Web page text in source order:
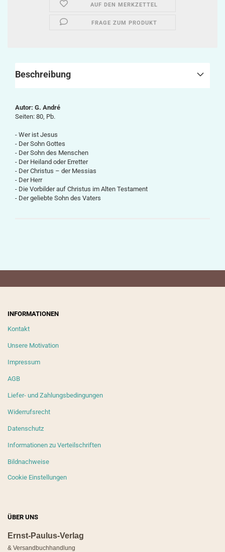
AUF DEN MERKZETTEL
FRAGE ZUM PRODUKT
Beschreibung
Autor: G. André
Seiten: 80, Pb.
- Wer ist Jesus
- Der Sohn Gottes
- Der Sohn des Menschen
- Der Heiland oder Erretter
- Der Christus – der Messias
- Der Herr
- Die Vorbilder auf Christus im Alten Testament
- Der geliebte Sohn des Vaters
INFORMATIONEN
Kontakt
Unsere Motivation
Impressum
AGB
Liefer- und Zahlungsbedingungen
Widerrufsrecht
Datenschutz
Informationen zu Verteilschriften
Bildnachweise
Cookie Einstellungen
ÜBER UNS
Ernst-Paulus-Verlag
& Versandbuchhandlung